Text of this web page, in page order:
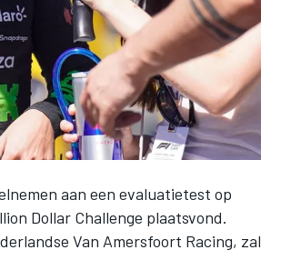
aan een evaluatietest op
Dollar Challenge plaatsvond.
Van Amersfoort Racing, zal